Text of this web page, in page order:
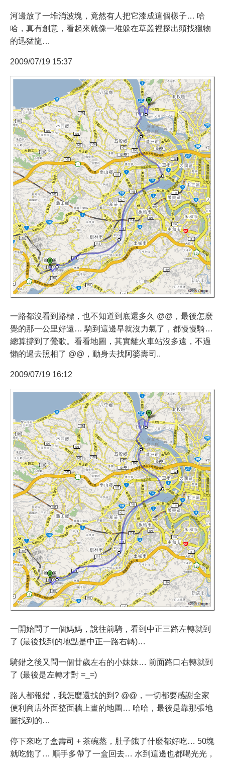
河邊放了一堆消波塊，竟然有人把它漆成這個樣子… 哈
哈，真有創意，看起來就像一堆躲在草叢裡探出頭找獵物
的迅猛龍…
2009/07/19 15:37
一路都沒看到路標，也不知道到底還多久 @@，最後怎麼
覺的那一公里好遠… 騎到這邊早就沒力氣了，都慢慢騎…
總算撐到了鶯歌。看看地圖，其實離火車站沒多遠，不過
懶的過去照相了 @@，動身去找阿婆壽司..
2009/07/19 16:12
一開始問了一個媽媽，說往前騎，看到中正三路左轉就到
了 (最後找到的地點是中正一路右轉)…
騎錯之後又問一個廿歲左右的小妹妹… 前面路口右轉就到
了 (最後是左轉才對 =_=)
路人都報錯，我怎麼還找的到? @@，一切都要感謝全家
便利商店外面整面牆上畫的地圖… 哈哈，最後是靠那張地
圖找到的…
停下來吃了盒壽司 + 茶碗蒸，肚子餓了什麼都好吃… 50塊
就吃飽了… 順手多帶了一盒回去… 水到這邊也都喝光光，